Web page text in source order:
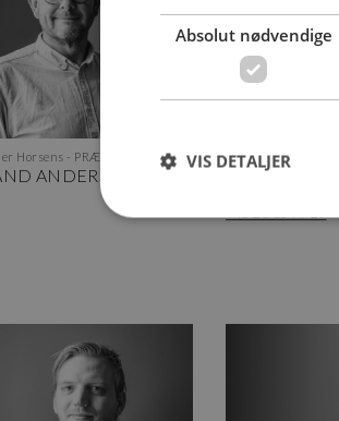
Horsens - PRÆKVALIFIKATION
ANDERSEN EMIL OXBØLL
Absolut nødvendige
VIS DETALJER